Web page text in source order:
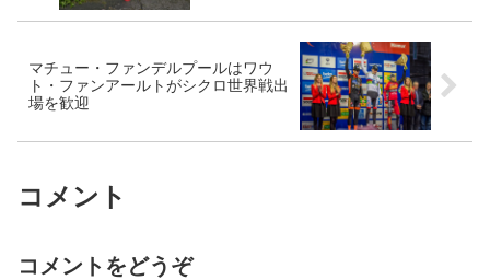
マチュー・ファンデルプールはワウ
ト・ファンアールトがシクロ世界戦出
場を歓迎
コメント
コメントをどうぞ